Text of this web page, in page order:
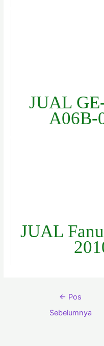
JUAL
A06B-
JUAL
← Pos
Sebelumnya